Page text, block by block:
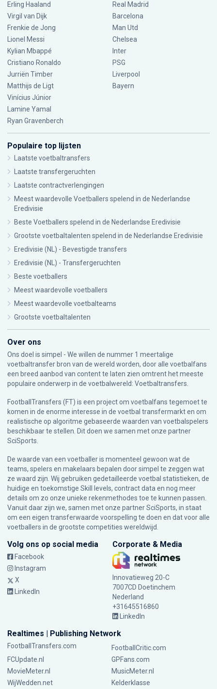
Erling Haaland
Virgil van Dijk
Frenkie de Jong
Lionel Messi
Kylian Mbappé
Cristiano Ronaldo
Jurriën Timber
Matthijs de Ligt
Vinícius Júnior
Lamine Yamal
Ryan Gravenberch
Real Madrid
Barcelona
Man Utd
Chelsea
Inter
PSG
Liverpool
Bayern
Populaire top lijsten
Laatste voetbaltransfers
Laatste transfergeruchten
Laatste contractverlengingen
Meest waardevolle Voetballers spelend in de Nederlandse
Eredivisie
Beste Voetballers spelend in de Nederlandse Eredivisie
Grootste voetbaltalenten spelend in de Nederlandse Eredivisie
Eredivisie (NL) - Bevestigde transfers
Eredivisie (NL) - Transfergeruchten
Beste voetballers
Meest waardevolle voetballers
Meest waardevolle voetbalteams
Grootste voetbaltalenten
Over ons
Ons doel is simpel - We willen de nummer 1 meertalige
voetbaltransfer bron van de wereld worden, door alle voetbalfans
een breed aanbod van content te laten zien omtrent het meeste
populaire onderwerp in de voetbalwereld: Voetbaltransfers.
FootballTransfers (FT) is een project om voetbalfans tegemoet te
komen in de enorme interesse in de voetbal transfermarkt en om
realistische op algoritme gebaseerde waarden van voetbalspelers
beschikbaar te stellen. Dit doen we samen met onze partner
SciSports
De waarde van een voetballer is momenteel gewoon wat de
teams, spelers en makelaars bepalen door simpel te zeggen wat
ze waard zijn. Wij gebruiken gedetailleerde voetbal statistieken, de
huidige en toekomstige Skill levels, contract data en nog meer
details om zo onze unieke rekenmethodes toe te kunnen passen.
Vanuit daar zijn we, samen met onze partner SciSports, in staat
om een eigen transferwaarde voorspelling te doen en dat voor alle
voetballers in de grootste competities wereldwijd.
Volg ons op social media
Facebook
Instagram
X
LinkedIn
Corporate & Media
Innovatieweg 20-C
7007CD Doetinchem
Nederland
+31645516860
LinkedIn
Realtimes | Publishing Network
FootballTransfers.com
FootballCritic.com
FCUpdate.nl
GPFans.com
MovieMeter.nl
MusicMeter.nl
WijWedden.net
Kelderklasse